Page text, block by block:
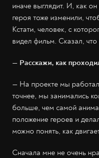
иначе выглядит. И, как
героя тоже изменили,
Кстати, человек, с
видел фильм. Сказал,
— Расскажи, как
— На проекте мы
точнее, мы занимались
больше, чем самой
положение героев и
можно понять, как
Сначала мне не очень